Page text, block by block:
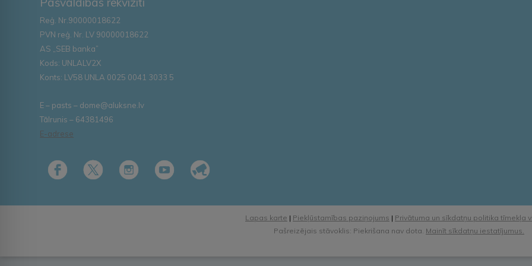
Reģ. Nr.90000018622
PVN reģ. Nr. LV 90000018622
AS „SEB banka”
Kods: UNLALV2X
Konts: LV58 UNLA 0025 0041 3033 5
E – pasts – dome@aluksne.lv
Tālrunis – 64381496
E-adrese
Lapas karte | Piekļūstamības paziņojums | Privātuma un sīkdatņu politika tīmekļa
Pašreizējais stāvoklis: Piekrišana nav dota. Mainīt sīkdatņu iestatījumus.